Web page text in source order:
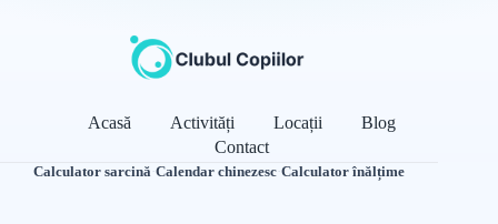
Acasă Activități Locații
Blog
Contact
Calculator sarcină·Calendar chinezesc·Calculator înălțime